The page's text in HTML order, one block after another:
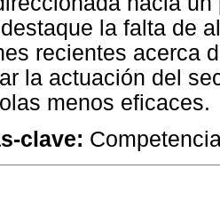
la falta de
recientes acerca
la actuación del
menos eficaces.
clave: